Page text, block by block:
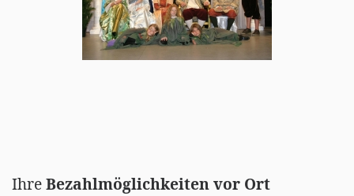
IhreBezahlmöglichkeiten vor Ort